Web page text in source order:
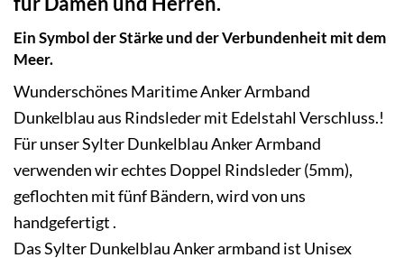
Maritime Anker Armband Dunkelblau –
für Damen und Herren.
Meer.
Wunderschönes Maritime Anker Armband
Dunkelblau aus Rindsledermit Edelstahl Verschluss.!
Für unser Sylter DunkelblauAnker Armband
verwenden wir echtes Doppel Rindsleder (5mm),
geflochten mit fünf Bändern, wird von uns